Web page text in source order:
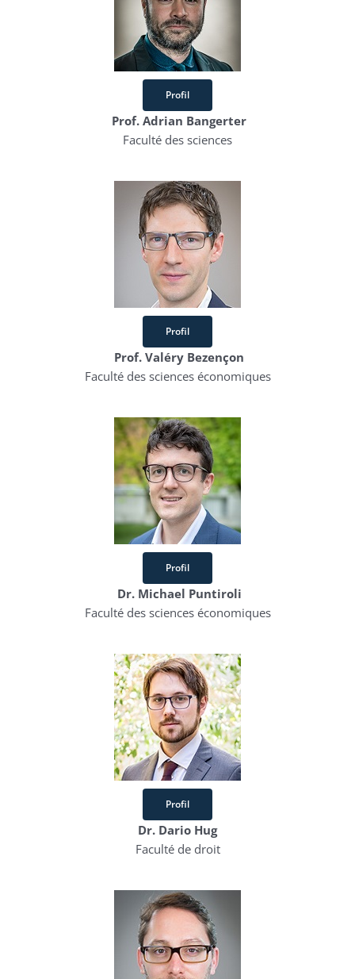
Profil
Prof. Adrian Bangerter
Faculté des sciences
Profil
Prof. Valéry Bezençon
Faculté des sciences économiques
Profil
Dr. Michael Puntiroli
Faculté des sciences économiques
Profil
Dr. Dario Hug
Faculté de droit